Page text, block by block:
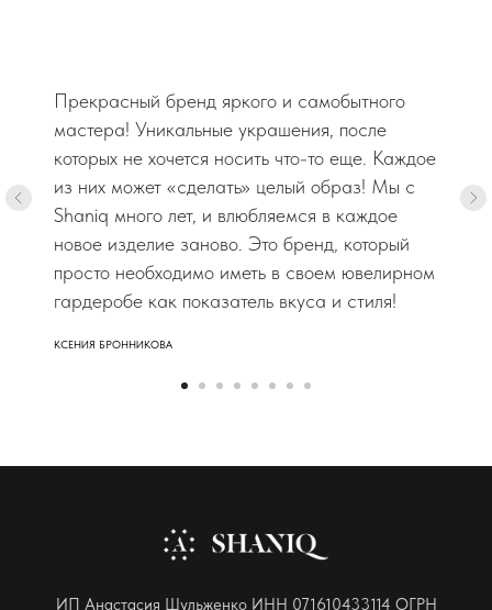
Прекрасный бренд яркого и самобытного
мастера! Уникальные украшения, после
которых не хочется носить что-то еще. Каждое
из них может «сделать» целый образ! Мы с
Shaniq много лет, и влюбляемся в каждое
новое изделие заново. Это бренд, который
просто необходимо иметь в своем ювелирном
гардеробе как показатель вкуса и стиля!
КСЕНИЯ БРОННИКОВА
ИП Анастасия Шульженко ИНН 071610433114 ОГРН